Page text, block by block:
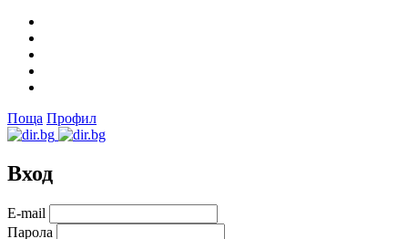
Поща Профил
Вход
Е-mail
Парола